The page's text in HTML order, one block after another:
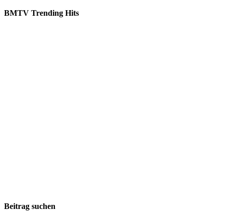
BMTV Trending Hits
Beitrag suchen